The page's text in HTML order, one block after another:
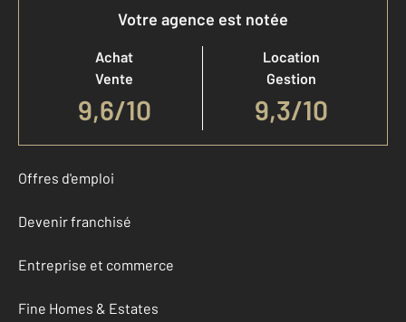
Votre agence est notée
Achat
Vente
9,6/10
Location
Gestion
9,3/10
Offres d'emploi
Devenir franchisé
Entreprise et commerce
Fine Homes & Estates